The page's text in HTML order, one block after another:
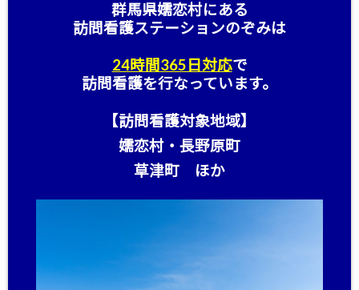
群馬県嬬恋村にある
訪問看護ステーションのぞみは
24時間365日対応で
訪問看護を行なっています。
【訪問看護対象地域】
嬬恋村・長野原町
草津町 ほか